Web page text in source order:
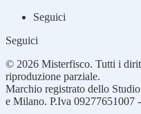
Seguici
Seguici
© 2026 Misterfisco. Tutti i
riproduzione parziale.
Marchio registrato dello
e Milano. P.Iva 09277651007 -